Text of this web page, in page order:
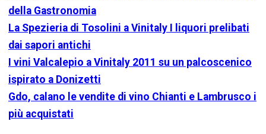
della Gastronomia
La Spezieria di Tosolini a Vinitaly I liquori prelibati
dai sapori antichi
I vini Valcalepio a Vinitaly 2011 su un palcoscenico
ispirato a Donizetti
Gdo, calano le vendite di vino Chianti e Lambrusco i
più acquistati